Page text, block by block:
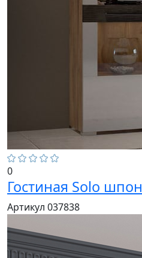
0
Гостиная Solo шпон
Артикул 037838